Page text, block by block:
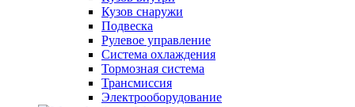
Кузов снаружи
Подвеска
Рулевое управление
Система охлаждения
Тормозная система
Трансмиссия
Электрооборудование